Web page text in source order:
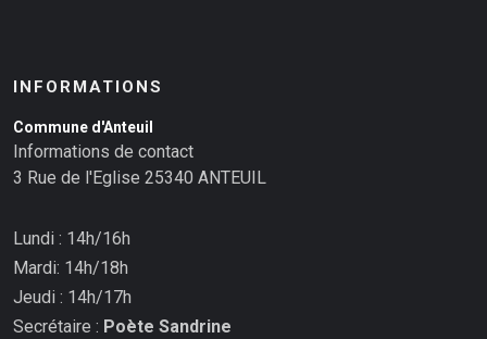
INFORMATIONS
Commune d'Anteuil
Informations de contact
3 Rue de l'Eglise 25340 ANTEUIL
Lundi : 14h/16h
Mardi: 14h/18h
Jeudi : 14h/17h
Secrétaire : Poète Sandrine